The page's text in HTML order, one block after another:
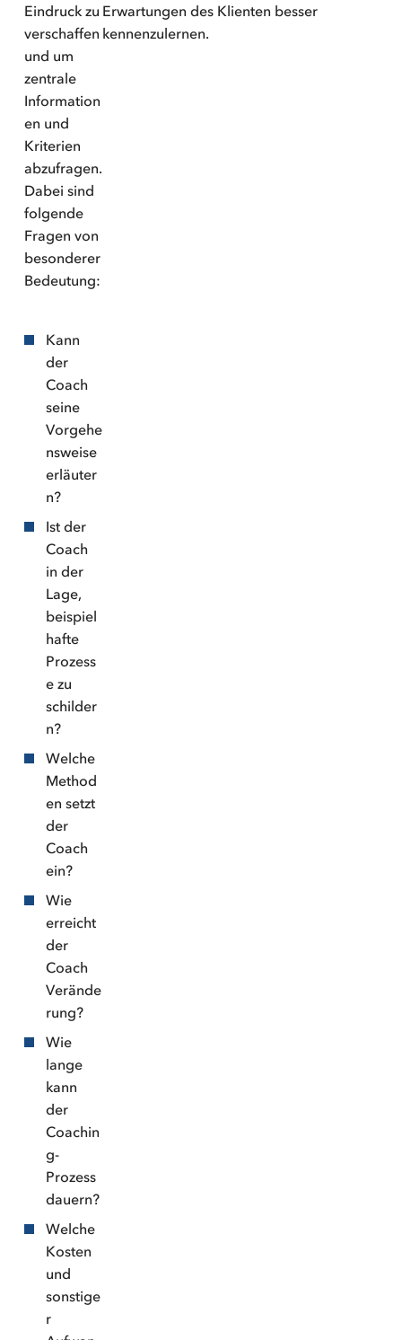
Eindruck zu
verschaffen
und um
zentrale
Information
en und
Kriterien
abzufragen.
Dabei sind
folgende
Fragen von
besonderer
Bedeutung:
Kann
der
Coach
seine
Vorgehe
nsweise
erläuter
n?
Ist der
Coach
in der
Lage,
beispiel
hafte
Prozess
e zu
schilder
n?
Welche
Method
en setzt
der
Coach
ein?
Wie
erreicht
der
Coach
Verände
rung?
Wie
lange
kann
der
Coachin
g-
Prozess
dauern?
Welche
Kosten
und
sonstige
r
Erwartungen des Klienten besser
kennenzulernen.